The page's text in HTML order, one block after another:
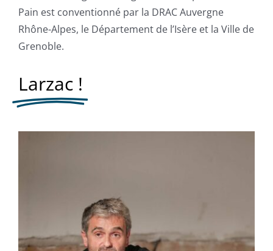
Pain est conventionné par la DRAC Auvergne
Rhône-Alpes, le Département de l’Isère et la Ville de
Grenoble.
Larzac !